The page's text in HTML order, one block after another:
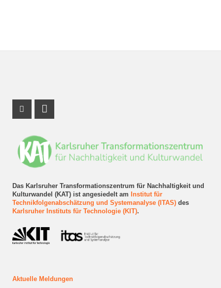
Das Karlsruher Transformationszentrum für Nachhaltigkeit und
Kulturwandel (KAT) ist angesiedelt am
Institut für
Technikfolgenabschätzung und Systemanalyse (ITAS)des
Karlsruher Instituts für Technologie (KIT).
Aktuelle Meldungen
Instagram Profil
LinkedIn Profil